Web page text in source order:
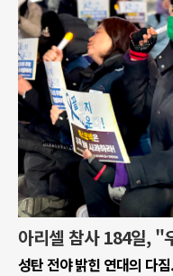
아리셀 참사 184일, "
성탄 전야 밝힌 연대의 다